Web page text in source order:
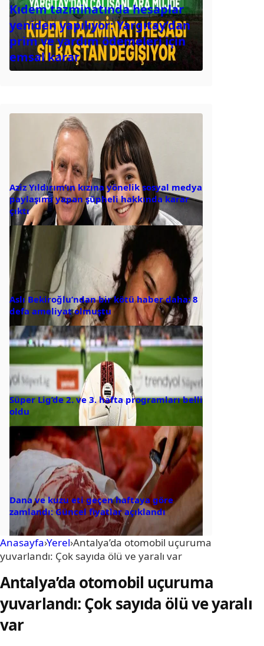
Kıdem tazminatında hesaplar
yeniden yapılıyor: Yargıtay’dan
prim ve yardım ödemeleri için
emsal karar
Aziz Yıldırım’ın kızına yönelik sosyal medya
paylaşımı yapan şüpheli hakkında karar
çıktı
Aslı Bekiroğlu’ndan bir kötü haber daha: 8
defa ameliyat olmuştu
Süper Lig’de 2. ve 3. hafta programları belli
oldu
Dana ve kuzu eti geçen haftaya göre
zamlandı: Güncel fiyatlar açıklandı
Anasayfa›Yerel›Antalya’da otomobil uçuruma
yuvarlandı: Çok sayıda ölü ve yaralı var
Antalya’da otomobil uçuruma
yuvarlandı: Çok sayıda ölü ve yaralı
var